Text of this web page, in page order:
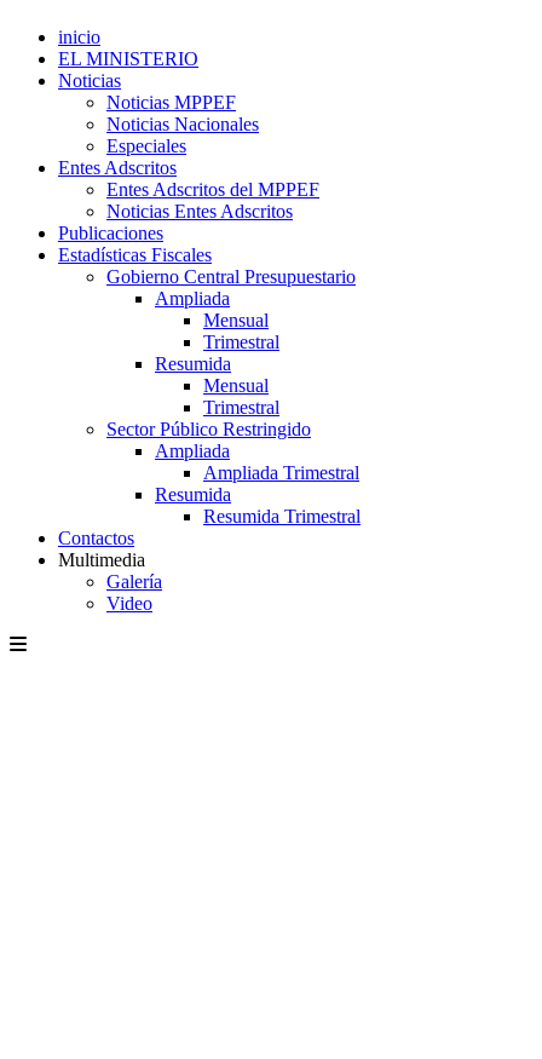
inicio
EL MINISTERIO
Noticias
Noticias MPPEF
Noticias Nacionales
Especiales
Entes Adscritos
Entes Adscritos del MPPEF
Noticias Entes Adscritos
Publicaciones
Estadísticas Fiscales
Gobierno Central Presupuestario
Ampliada
Mensual
Trimestral
Resumida
Mensual
Trimestral
Sector Público Restringido
Ampliada
Ampliada Trimestral
Resumida
Resumida Trimestral
Contactos
Multimedia
Galería
Video